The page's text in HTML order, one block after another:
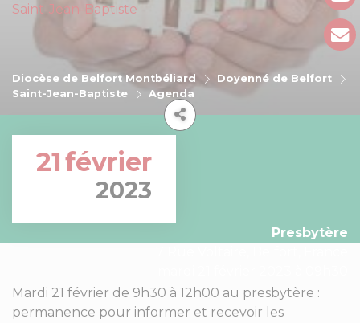
Saint-Jean-Baptiste
Diocèse de Belfort Montbéliard
Doyenné de Belfort
Saint-Jean-Baptiste
Agenda
21février
2023
Presbytère
Mardi 21 février de 9h30 à 12h00 au presbytère :
permanence pour informer et recevoir les